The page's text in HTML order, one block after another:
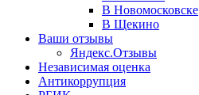
В Новомосковске
В Щекино
Ваши отзывы
Яндекс.Отзывы
Независимая оценка
Антикоррупция